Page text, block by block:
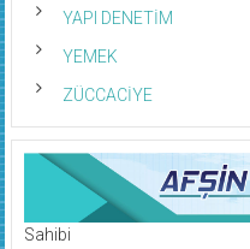
YAPI DENETİM
YEMEK
ZÜCCACİYE
Sahibi